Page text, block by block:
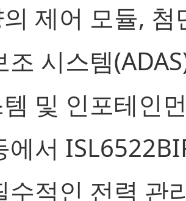
제어 모듈, 첨
조 시스템
및 인포테인
에서
수적인 전력 관